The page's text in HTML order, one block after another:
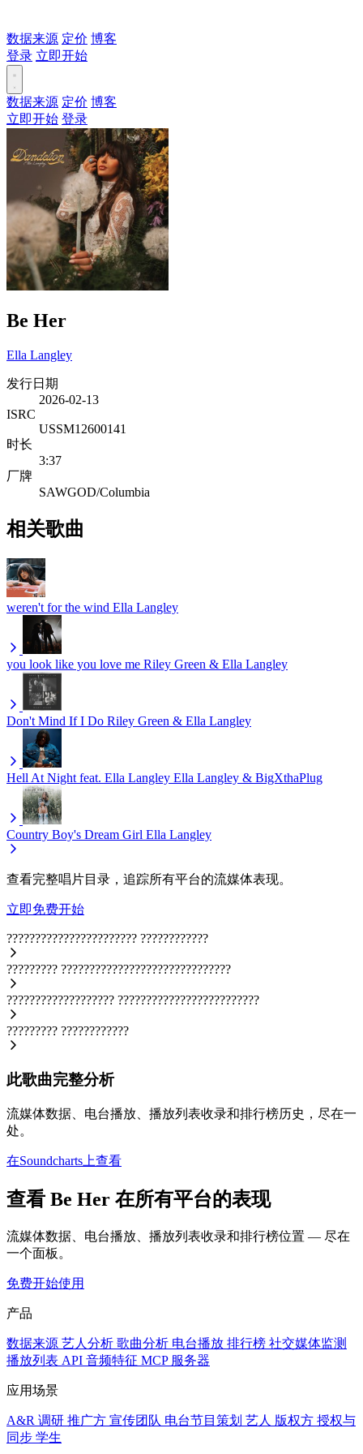
数据来源 定价 博客
登录 立即开始
数据来源 定价 博客
立即开始 登录
Be Her
Ella Langley
发行日期
2026-02-13
ISRC
USSM12600141
时长
3:37
厂牌
SAWGOD/Columbia
相关歌曲
weren't for the wind Ella Langley
you look like you love me Riley Green & Ella Langley
Don't Mind If I Do Riley Green & Ella Langley
Hell At Night feat. Ella Langley Ella Langley & BigXthaPlug
Country Boy's Dream Girl Ella Langley
查看完整唱片目录，追踪所有平台的流媒体表现。
立即免费开始
??????????????????????? ????????????
????????? ??????????????????????????????
??????????????????? ?????????????????????????
????????? ????????????
此歌曲完整分析
流媒体数据、电台播放、播放列表收录和排行榜历史，尽在一
处。
在Soundcharts上查看
查看 Be Her 在所有平台的表现
流媒体数据、电台播放、播放列表收录和排行榜位置 — 尽在
一个面板。
免费开始使用
产品
数据来源 艺人分析 歌曲分析 电台播放 排行榜 社交媒体监测
播放列表 API 音频特征 MCP 服务器
应用场景
A&R 调研 推广方 宣传团队 电台节目策划 艺人 版权方 授权与
同步 学生